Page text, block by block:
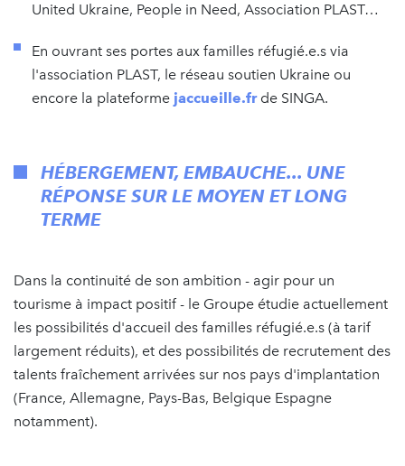
United Ukraine, People in Need, Association PLAST…
En ouvrant ses portes aux familles réfugié.e.s via
l'association PLAST, le réseau soutien Ukraine ou
encore la plateforme jaccueille.frde SINGA.
HÉBERGEMENT, EMBAUCHE... UNE
RÉPONSE SUR LE MOYEN ET LONG
TERME
Dans la continuité de son ambition - agir pour un
tourisme à impact positif - le Groupe étudie actuellement
les possibilités d'accueil des familles réfugié.e.s (à tarif
largement réduits), et des possibilités de recrutement des
talents fraîchement arrivées sur nos pays d'implantation
(France, Allemagne, Pays-Bas, Belgique Espagne
notamment).